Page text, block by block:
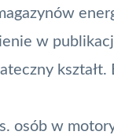
w
osób w